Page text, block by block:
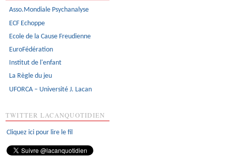
Asso.Mondiale Psychanalyse
ECF Echoppe
Ecole de la Cause Freudienne
EuroFédération
Institut de l'enfant
La Règle du jeu
UFORCA – Université J. Lacan
TWITTER LACANQUOTIDIEN
Cliquez ici pour lire le fil